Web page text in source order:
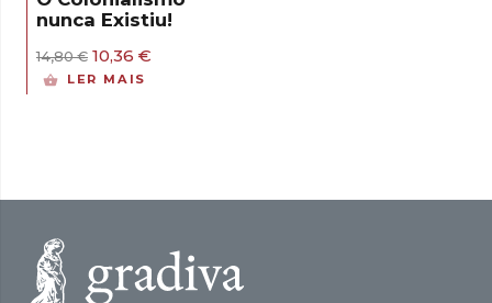
nunca Existiu!
14,80€ O
preço
10,36 €
LER MAIS